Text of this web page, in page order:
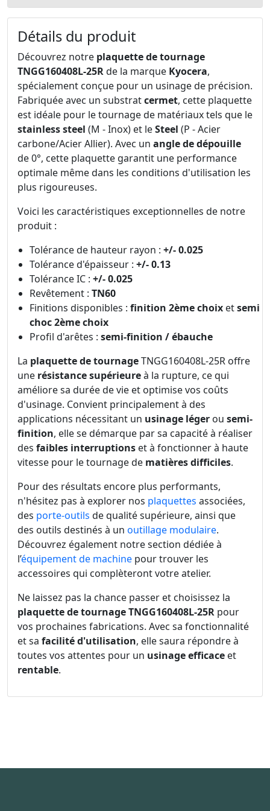
Détails du produit
Découvrez notre plaquette de tournage
TNGG160408L-25Rde la marque Kyocera,
spécialement conçue pour un usinage de précision.
Fabriquée avec un substratcermet, cette plaquette
est idéale pour le tournage de matériaux tels que le
stainless steel (M - Inox) et leSteel (P - Acier
carbone/Acier Allier). Avec un angle de dépouille
de 0°, cette plaquette garantit une performance
optimale même dans les conditions d'utilisation les
plus rigoureuses.
Voici les caractéristiques exceptionnelles de notre
produit :
Tolérance de hauteur rayon : +/- 0.025
Tolérance d'épaisseur : +/- 0.13
Tolérance IC : +/- 0.025
Revêtement : TN60
Finitions disponibles : finition 2ème choix etsemi
choc 2ème choix
Profil d'arêtes : semi-finition / ébauche
La plaquette de tournageTNGG160408L-25R offre
une résistance supérieureà la rupture, ce qui
améliore sa durée de vie et optimise vos coûts
d'usinage. Convient principalement à des
applications nécessitant un usinage léger ou semi-
finition, elle se démarque par sa capacité à réaliser
des faibles interruptions et à fonctionner à haute
vitesse pour le tournage de matières difficiles.
Pour des résultats encore plus performants,
n'hésitez pas à explorer nos plaquettes associées,
des porte-outils de qualité supérieure, ainsi que
des outils destinés à un outillage modulaire.
Découvrez également notre section dédiée à
l’équipement de machine pour trouver les
accessoires qui complèteront votre atelier.
Ne laissez pas la chance passer et choisissez la
plaquette de tournage TNGG160408L-25R pour
vos prochaines fabrications. Avec sa fonctionnalité
et sa facilité d'utilisation, elle saura répondre à
toutes vos attentes pour un usinage efficace et
rentable.